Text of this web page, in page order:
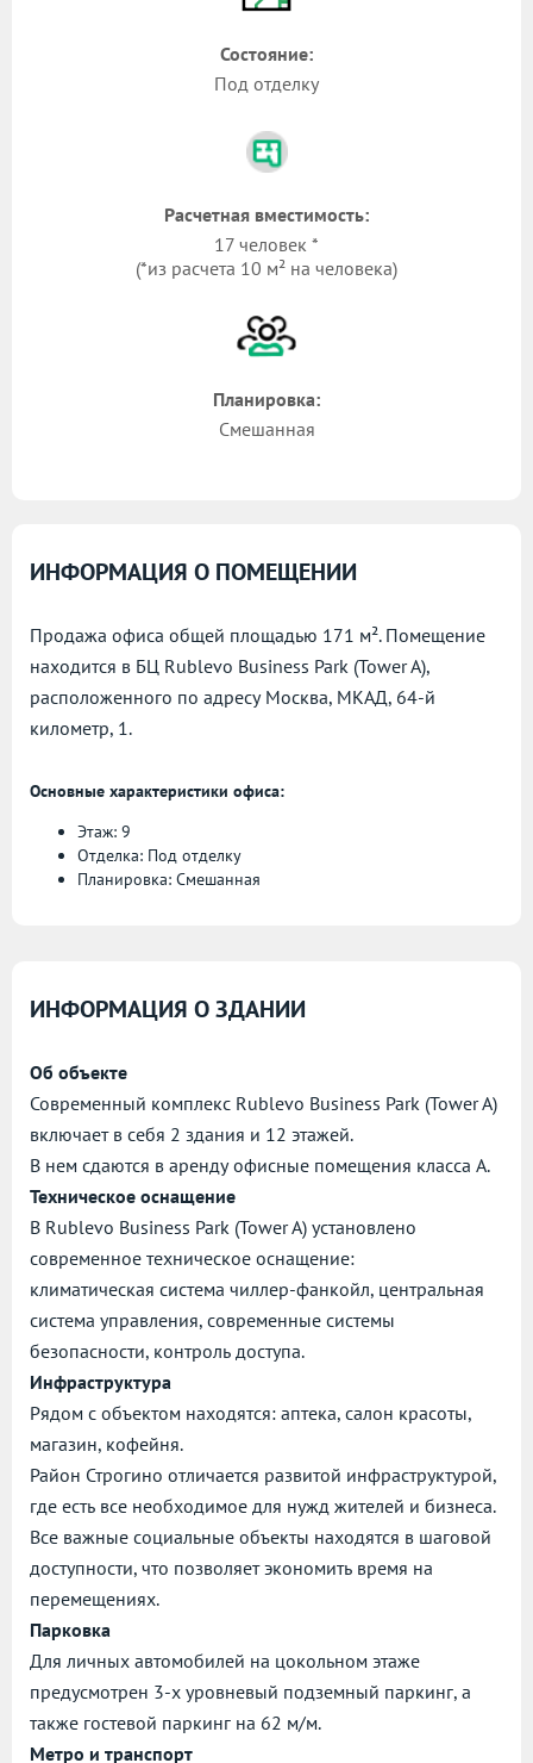
Состояние:
Под отделку
Расчетная вместимость:
17 человек *
(*из расчета 10 м² на человека)
Планировка:
Смешанная
ИНФОРМАЦИЯ О ПОМЕЩЕНИИ
Продажа офиса общей площадью 171 м². Помещение
находится в БЦ Rublevo Business Park (Tower A),
расположенного по адресу Москва, МКАД, 64-й
километр, 1.
Основные характеристики офиса:
Этаж: 9
Отделка: Под отделку
Планировка: Смешанная
ИНФОРМАЦИЯ О ЗДАНИИ
Об объекте
Современный комплекс Rublevo Business Park (Tower A)
включает в себя 2 здания и 12 этажей.
В нем сдаются в аренду офисные помещения класса А.
Техническое оснащение
В Rublevo Business Park (Tower A) установлено
современное техническое оснащение:
климатическая система чиллер-фанкойл, центральная
система управления, современные системы
безопасности, контроль доступа.
Инфраструктура
Рядом с объектом находятся: аптека, салон красоты,
магазин, кофейня.
Район Строгино отличается развитой инфраструктурой,
где есть все необходимое для нужд жителей и бизнеса.
Все важные социальные объекты находятся в шаговой
доступности, что позволяет экономить время на
перемещениях.
Парковка
Для личных автомобилей на цокольном этаже
предусмотрен 3-х уровневый подземный паркинг, а
также гостевой паркинг на 62 м/м.
Метро и транспорт